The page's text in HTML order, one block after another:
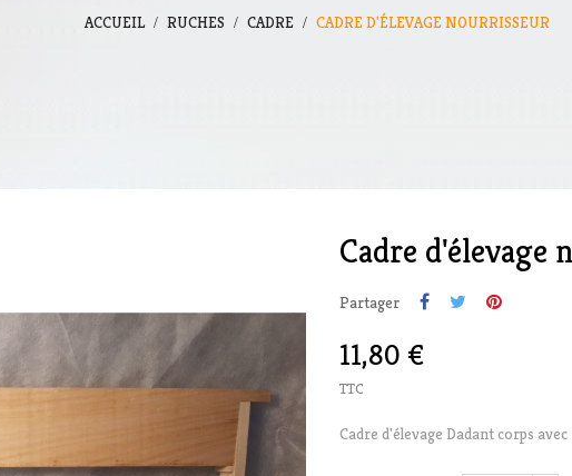
ACCUEIL RUCHES CADRE CADRE D'ÉLEVAGE NOURRISSEUR
Cadre d'élevage
Partager
11,80 €
TTC
Cadre d'élevage Dadant corps